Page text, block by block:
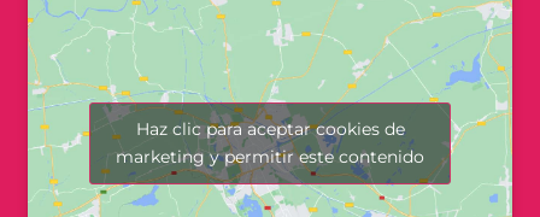
Haz clic para aceptar cookies de
marketing y permitir este contenido